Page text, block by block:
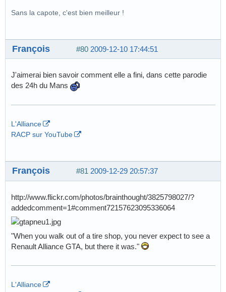
Sans la capote, c'est bien meilleur !
#80 2009-12-10 17:44:51
François
J'aimerai bien savoir comment elle a fini, dans cette parodie
des 24h du Mans
L'Alliance
RACP sur YouTube
#81 2009-12-29 20:57:37
François
http://www.flickr.com/photos/brainthought/3825798027/?
addedcomment=1#comment72157623095336064
"When you walk out of a tire shop, you never expect to see a
Renault Alliance GTA, but there it was."
L'Alliance